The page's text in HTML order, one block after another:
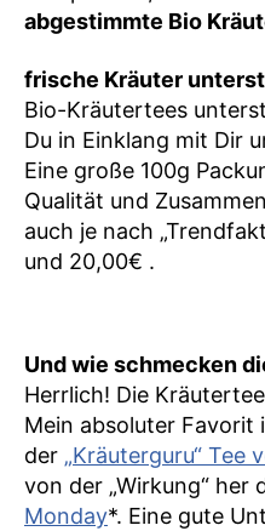
abgestimmte Bio
frische Kräuter
Bio-Kräutertees
Du in Einklang mit Dir
Eine große 100g
Qualität und
auch je nach
und 20,00€ .
Und wie schmecken
Herrlich! Die
Mein absoluter Favorit
der „Kräuterguru“ Tee
von der „Wirkung“ her
Monday*. Eine gute